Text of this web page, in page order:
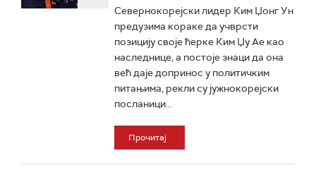
Севернокорејски лидер Ким Џонг Ун
предузима кораке да учврсти
позицију своје ћерке Ким Џу Ае као
наследнице, а постоје знаци да она
већ даје допринос у политичким
питањима, рекли су јужнокорејски
посланици...
Прочитај